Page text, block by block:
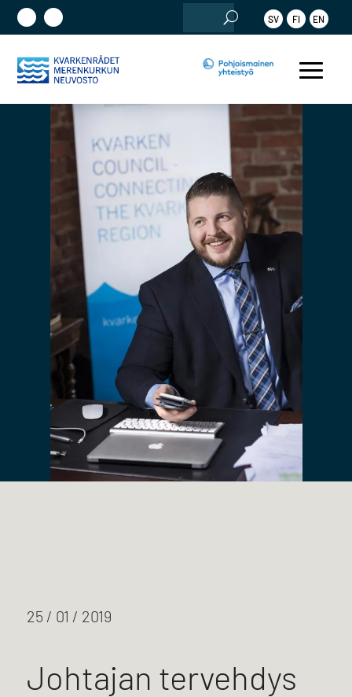
SV FI EN
25 / 01 / 2019
Johtajan tervehdys